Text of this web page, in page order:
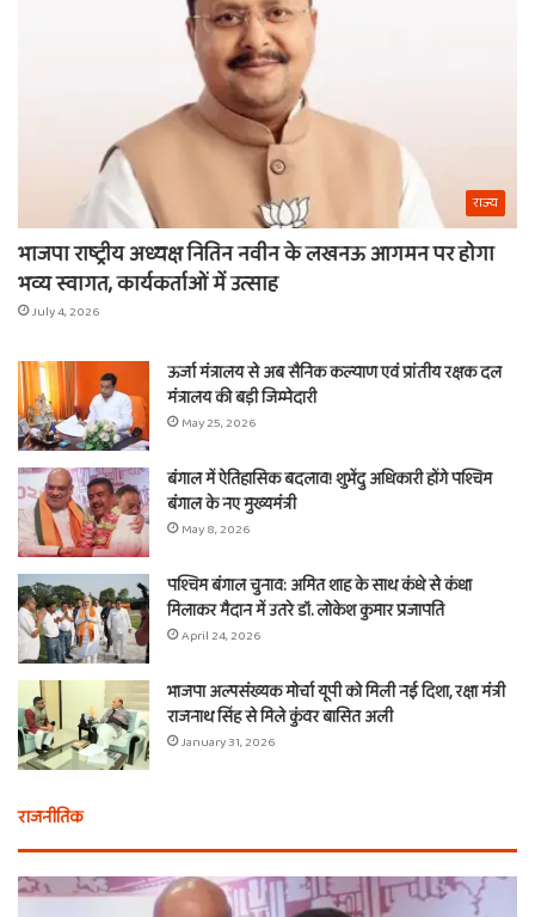
राज्य
भाजपा राष्ट्रीय अध्यक्ष नितिन नवीन के लखनऊ आगमन पर होगा
भव्य स्वागत, कार्यकर्ताओं में उत्साह
July 4, 2026
ऊर्जा मंत्रालय से अब सैनिक कल्याण एवं प्रांतीय रक्षक दल
मंत्रालय की बड़ी जिम्मेदारी
May 25, 2026
बंगाल में ऐतिहासिक बदलाव! शुभेंदु अधिकारी होंगे पश्चिम
बंगाल के नए मुख्यमंत्री
May 8, 2026
पश्चिम बंगाल चुनाव: अमित शाह के साथ कंधे से कंधा
मिलाकर मैदान में उतरे डॉ. लोकेश कुमार प्रजापति
April 24, 2026
भाजपा अल्पसंख्यक मोर्चा यूपी को मिली नई दिशा, रक्षा मंत्री
राजनाथ सिंह से मिले कुंवर बासित अली
January 31, 2026
राजनीतिक